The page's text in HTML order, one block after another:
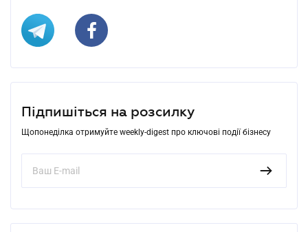
Підпишіться на розсилку
Щопонеділка отримуйте weekly-digest про ключові події бізнесу